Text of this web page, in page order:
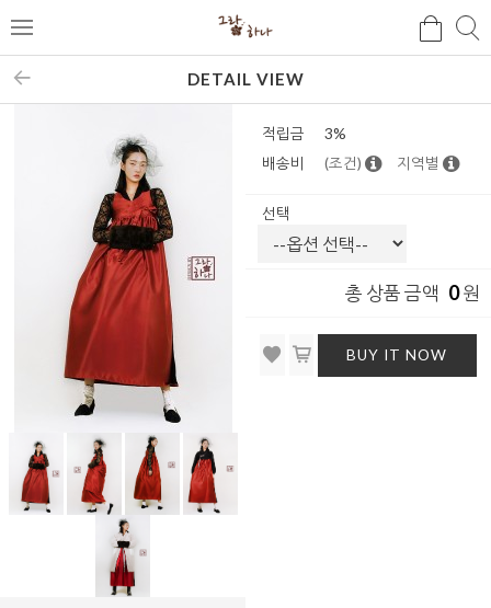
메
뉴
색
검
DETAIL VIEW
적립금
3%
배송비
(조건) 지역별
선택
총 상품 금액 0원
BUY IT NOW